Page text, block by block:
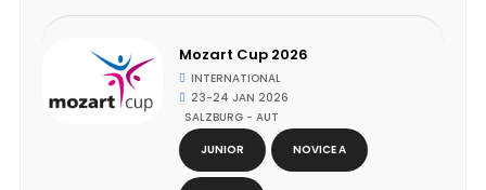
Mozart Cup 2026
INTERNATIONAL
23-24 JAN 2026
SALZBURG - AUT
JUNIOR
NOVICE A